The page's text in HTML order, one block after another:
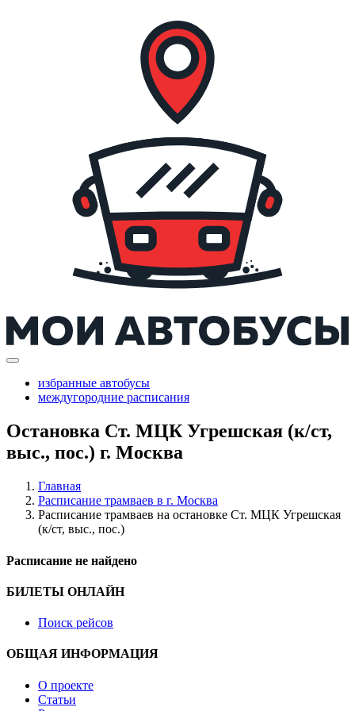
избранные автобусы
междугородние расписания
Остановка Ст. МЦК Угрешская (к/ст,
выс., пос.) г. Москва
Главная
Расписание трамваев в г. Москва
Расписание трамваев на остановке Ст. МЦК Угрешская
(к/ст, выс., пос.)
Расписание не найдено
БИЛЕТЫ ОНЛАЙН
Поиск рейсов
ОБЩАЯ ИНФОРМАЦИЯ
О проекте
Статьи